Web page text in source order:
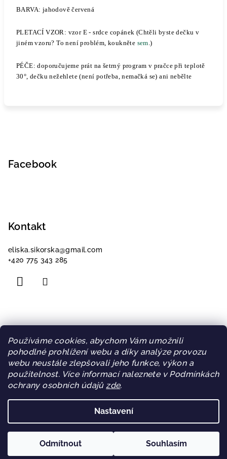
Používáme cookies, abychom Vám umožnili
pohodlné prohlížení webu a díky analýze provozu
webu neustále zlepšovali jeho funkce, výkon a
použitelnost. Více informací naleznete v Podmínkách
ochrany osobních údajůzde.
Nastavení
Odmítnout Souhlasím
BARVA: jahodově červená
PLETACÍ VZOR: vzor E - srdce copánek (Chtěli byste dečku v
jiném vzoru? To není problém, koukněte sem.)
PÉČE: doporučujeme prát na šetrný program v pračce při teplotě
30°, dečku nežehlete (není potřeba, nemačká se) ani nebělte
Facebook
Kontakt
eliska.sikorska@gmail.com
+420 775 343 285
Informace pro vás
Doprava a platba
Obchodní podmínky
Podmínky ochrany osobních údajů
Blog
Sleva za věrnost
. Všechna práva vyhrazena.
Vytvořil Shoptet